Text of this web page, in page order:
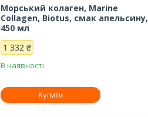
Морський колаген, Marine
Collagen, Biotus, смак апельсину,
450 мл
1 332 ₴
В наявності
Купити